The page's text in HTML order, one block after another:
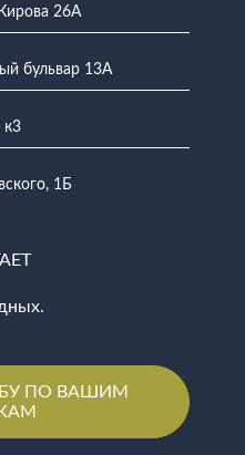
26А
бульвар 13А
к3
1Б
ПО ВАШИМ